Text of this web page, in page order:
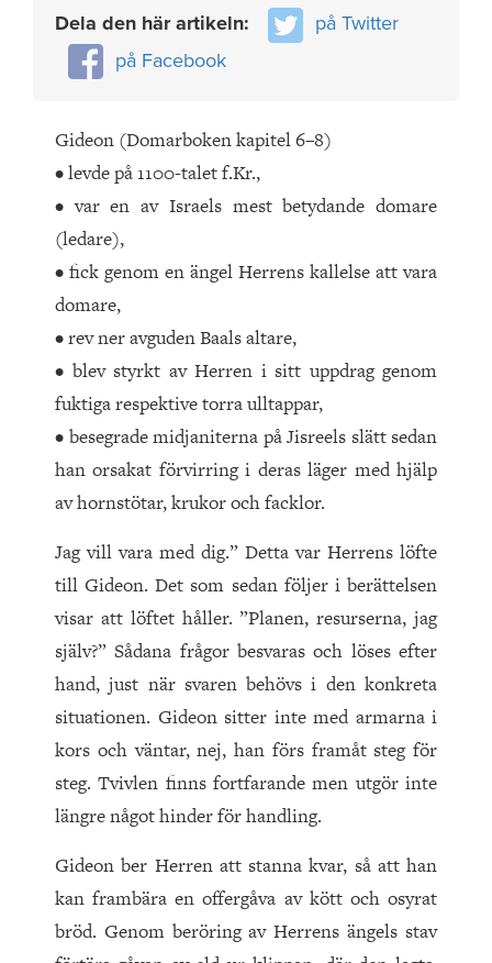
Dela den här artikeln:
på Twitter
på Facebook
Gideon (Domarboken kapitel 6–8)
• levde på 1100-talet f.Kr.,
• var en av Israels mest betydande domare
(ledare),
• fick genom en ängel Herrens kallelse att vara
domare,
• rev ner avguden Baals altare,
• blev styrkt av Herren i sitt uppdrag genom
fuktiga respektive torra ulltappar,
• besegrade midjaniterna på Jisreels slätt sedan
han orsakat förvirring i deras läger med hjälp
av hornstötar, krukor och facklor.
Jag vill vara med dig.” Detta var Herrens löfte
till Gideon. Det som sedan följer i berättelsen
visar att löftet håller. ”Planen, resurserna, jag
själv?” Sådana frågor besvaras och löses efter
hand, just när svaren behövs i den konkreta
situationen. Gideon sitter inte med armarna i
kors och väntar, nej, han förs framåt steg för
steg. Tvivlen finns fortfarande men utgör inte
längre något hinder för handling.
Gideon ber Herren att stanna kvar, så att han
kan frambära en offergåva av kött och osyrat
bröd. Genom beröring av Herrens ängels stav